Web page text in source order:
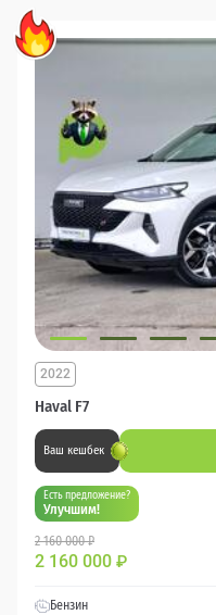
Haval F7
2022
Ваш кешбек
Есть предложение?
Улучшим!
2 160 000 ₽
2 160 000 ₽
Бензин